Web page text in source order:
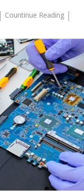
Countinue Reading